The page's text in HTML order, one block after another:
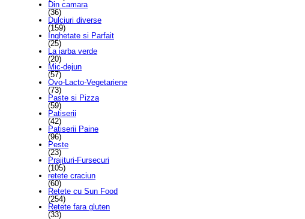
Din camara
(36)
Dulciuri diverse
(159)
Inghetate si Parfait
(25)
La iarba verde
(20)
Mic-dejun
(57)
Ovo-Lacto-Vegetariene
(73)
Paste si Pizza
(59)
Patiserii
(42)
Patiserii Paine
(96)
Peste
(23)
Prajituri-Fursecuri
(105)
retete craciun
(60)
Retete cu Sun Food
(254)
Retete fara gluten
(33)